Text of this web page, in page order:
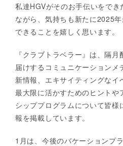
私達HGVがそのお手伝いをで
ながら、気持ちも新たに2025
できることを嬉しく思います。
『クラブトラベラー』は、隔
届けするコミュニケーション
新情報、エキサイティングなイ
最大限に活かすためのヒントや
シッププログラムについて皆
報を掲載しています。
1月は、今後のバケーションプ